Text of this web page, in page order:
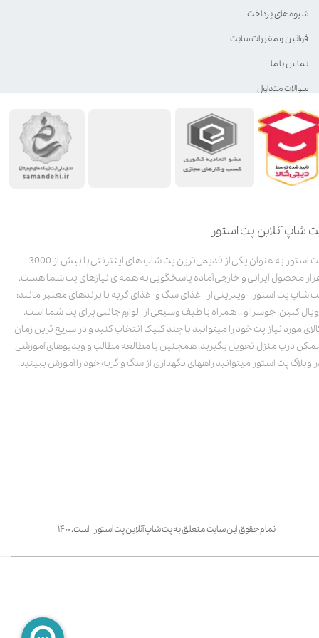
شاپ آنلاین پت استور
پت استور به عنوان یکی از قدیمی‌ترین پت شاپ های اینترنتی با بیش از 3000
محصول ایرانی و خارجی آماده پاسخگویی به همه ی نیازهای پت شما هست.
شاپ پت استور، ویترینی از غذای سگ و غذای گربه با برندهای معتبر مانند:
کنین، جوسرا و .. همراه با طیف وسیعی از لوازم جانبی برای پت شما است.
مورد نیاز پت خود را میتوانید با چند کلیک انتخاب کنید و در سریع ترین زمان
درب منزل تحویل بگیرید. همچنین با مطالعه مطالب و ویدیوهای آموزشی
وبلاگ پت استور میتوانید راههای نگهداری از سگ و گربه خود را آموزش ببینید.
تمام حقوق این سایت متعلق به پت شاپ آنلاین پت استور است. ۱۴۰۰
شیوه‌های پرداخت
قوانین و مقررات سایت
تماس با ما
سوالات متداول